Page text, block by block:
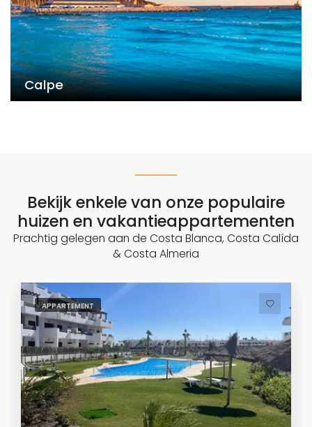
Calpe
Bekijk enkele van onze populaire
huizen en vakantieappartementen
Prachtig gelegen aan de Costa Blanca, Costa Calída
& Costa Almeria
APPARTEMENT